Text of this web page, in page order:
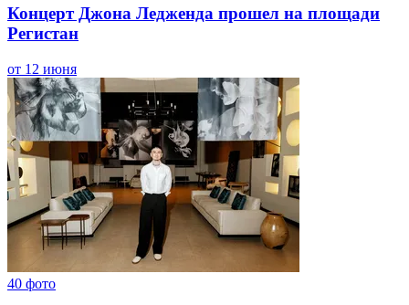
Концерт Джона Ледженда прошел на площади
Регистан
от 12 июня
40 фото